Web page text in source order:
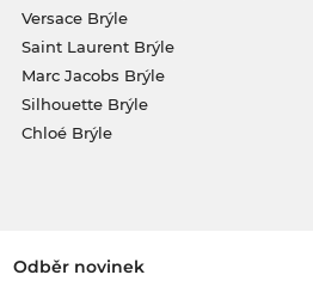
Versace Brýle
Saint Laurent Brýle
Marc Jacobs Brýle
Silhouette Brýle
Chloé Brýle
Odběr novinek